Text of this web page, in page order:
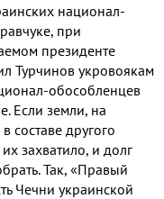
национал-
, при
президенте
Турчинов укровоякам
-обособленцев
. Если земли, на
составе другого
захватило, и долг
.Так, «Правый
Чечни украинской